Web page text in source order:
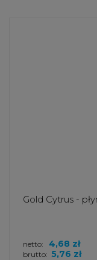
Gold Cytrus -
brutto: 5,76 zł
netto: 4,68 zł